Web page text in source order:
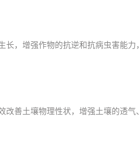
，增强作物的抗逆和抗病虫害能力，
善土壤物理性状，增强土壤的透气、